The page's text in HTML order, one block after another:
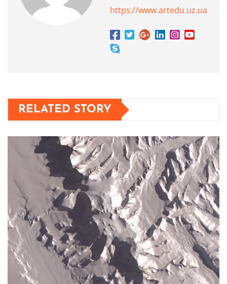
https://www.artedu.uz.ua
RELATED STORY